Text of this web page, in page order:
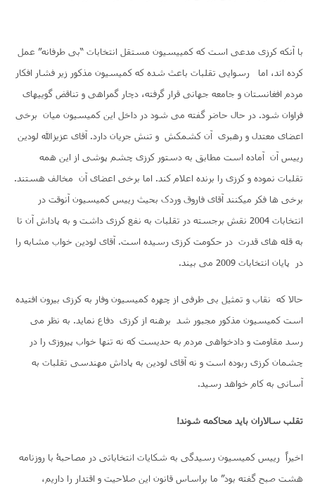
با آنکه کرزی مدعی است که کمییسیون مستقل انتخابات “بی طرفانه” عمل
کرده اند، اما رسوایی تقلبات باعث شده که کمیسیون مذکور زیر فشار افکار
مردم افغانستان و جامعه جهانی قرار گرفته، دچار گمراهی و تناقض گوییهای
فراوان شود. در حال حاضر گفته می شود در داخل این کمیسیون میان برخی
اعضای معتدل و رهبری آن کشمکش و تنش جریان دارد. آقای عزیزالله لودین
رییس آن آماده است مطابق به دستور کرزی چشم پوشی از این همه
تقلبات نموده و کرزی را برنده اعلام کند. اما برخی اعضای آن مخالف هستند.
برخی ها فکر میکنند آقای فاروق وردک بحیث رییس کمیسیون آنوقت در
انتخابات 2004 نقش برجسته در تقلبات به نفع کرزی داشت و به پاداش آن تا
به قله های قدرت در حکومت کرزی رسیده است. آقای لودین خواب مشابه را
در پایان انتخابات 2009 می بیند.
حالا که نقاب و تمثیل بی طرفی از چهره کمیسیون وفار به کرزی بیرون افتیده
است کمیسیون مذکور مجبور شد برهنه از کرزی دفاع نماید. به نظر می
رسد مقاومت و دادخواهی مردم به حدیست که نه تنها خواب پیروزی را در
چشمان کرزی ربوده است و نه آقای لودین به پاداش مهندسی تقلبات به
آسانی به کام خواهد رسید.
تقلب سالاران باید محاکمه شوند!
اخیراً رییس کمیسیون رسیدگی به شکایات انتخاباتی در مصاحبۀ با روزنامه
هشت صبح گفته بود” ما براساس قانون این صلاحیت و اقتدار را داریم،